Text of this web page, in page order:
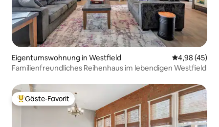
Eigentumswohnung in Westfield
4,98 (45)
Familienfreundliches Reihenhaus im lebendigen Westfield
Beliebter Gäste-Favorit.
Gäste-Favorit